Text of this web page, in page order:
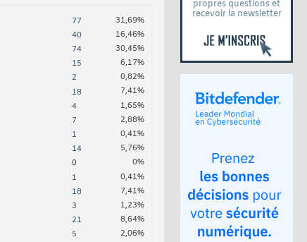
propres questions et
recevoir la newsletter
77 31,69%
40 16,46%
74 30,45%
15 6,17%
2 0,82%
18 7,41%
4 1,65%
7 2,88%
1 0,41%
14 5,76%
0 0%
1 0,41%
18 7,41%
3 1,23%
21 8,64%
5 2,06%